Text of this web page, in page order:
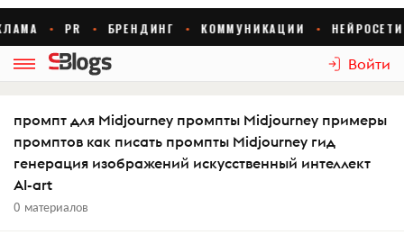
Войти
промпт для Midjourney промпты Midjourney примеры
промптов как писать промпты Midjourney гид
генерация изображений искусственный интеллект
AI-art
0 материалов